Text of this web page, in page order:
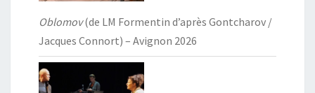
Oblomov(de LM Formentin d’après Gontcharov /
Jacques Connort) – Avignon 2026